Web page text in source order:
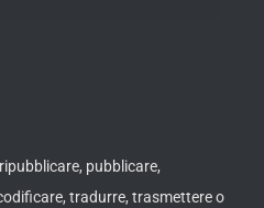
pubblicare,
tradurre, trasmettere o